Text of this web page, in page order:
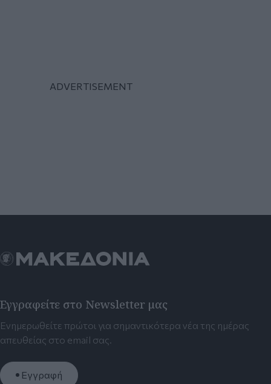
Εγγραφείτε στο Newsletter μας
Ενημερωθείτε πρώτοι για σημαντικότερα νέα της ημέρας
απευθείας στο email σας.
Εγγραφή